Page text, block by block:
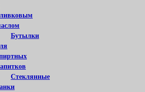
Бутылки
Стеклянные